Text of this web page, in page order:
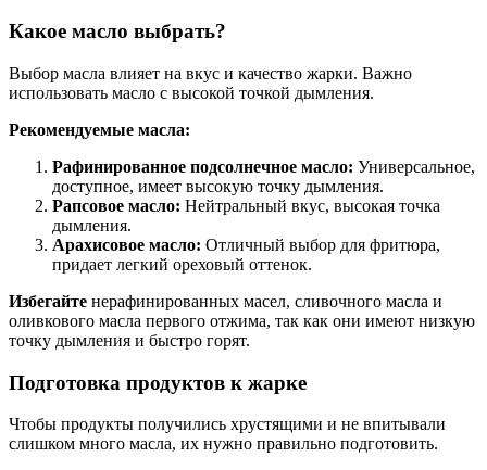
Какое масло выбрать?
Выбор масла влияет на вкус и качество жарки. Важно
использовать масло с высокой точкой дымления.
Рекомендуемые масла:
Рафинированное подсолнечное масло: Универсальное,
доступное, имеет высокую точку дымления.
Рапсовое масло: Нейтральный вкус, высокая точка
дымления.
Арахисовое масло: Отличный выбор для фритюра,
придает легкий ореховый оттенок.
Избегайте нерафинированных масел, сливочного масла и
оливкового масла первого отжима, так как они имеют низкую
точку дымления и быстро горят.
Подготовка продуктов к жарке
Чтобы продукты получились хрустящими и не впитывали
слишком много масла, их нужно правильно подготовить.